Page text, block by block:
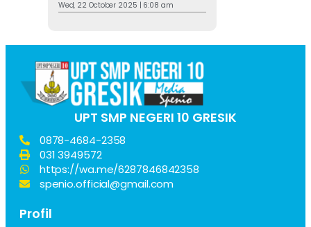
Wed, 22 October 2025 | 6:08 am
UPT SMP NEGERI 10 GRESIK
0878-4684-2358
031 3949572
https://wa.me/6287846842358
spenio.official@gmail.com
Profil